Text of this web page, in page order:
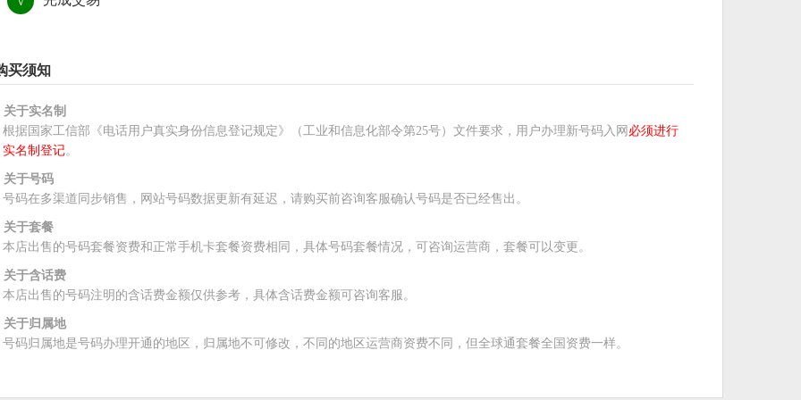
买须知
关于实名制
根据国家工信部《电话用户真实身份信息登记规定》（工业和信息化部令第25号）文件要求，用户办理新号码入网 必须进行
实名制登记。
关于号码
号码在多渠道同步销售，网站号码数据更新有延迟，请购买前咨询客服确认号码是否已经售出。
关于套餐
本店出售的号码套餐资费和正常手机卡套餐资费相同，具体号码套餐情况，可咨询运营商，套餐可以变更。
关于含话费
本店出售的号码注明的含话费金额仅供参考，具体含话费金额可咨询客服。
关于归属地
号码归属地是号码办理开通的地区，归属地不可修改，不同的地区运营商资费不同，但全球通套餐全国资费一样。